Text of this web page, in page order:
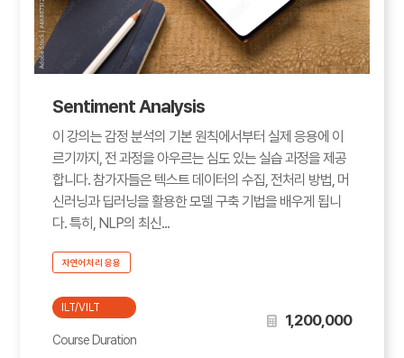
Sentiment Analysis
이 강의는 감정 분석의 기본 원칙에서부터 실제 응용에 이
르기까지, 전 과정을 아우르는 심도 있는 실습 과정을 제공
합니다. 참가자들은 텍스트 데이터의 수집, 전처리 방법, 머
신러닝과 딥러닝을 활용한 모델 구축 기법을 배우게 됩니
다. 특히, NLP의 최신...
자연어처리 응용
ILT/VILT
Course Duration
1,200,000